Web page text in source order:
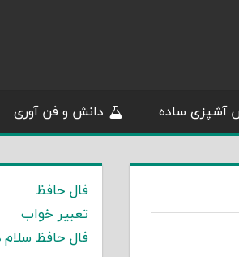
آشپزی ساده دانش و فن آوری
فال حافظ
تعبیر خواب
فال حافظ سلام